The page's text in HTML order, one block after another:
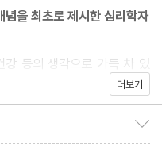
을 최초로 제시한 심리학자
등의 생각으로 가득 차 있
리 특별한 문제가 아닌 늘 하
게 만든다. 생각의 소용돌이
더보기